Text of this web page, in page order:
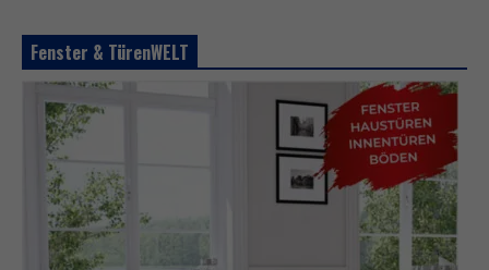
Fenster & TürenWELT